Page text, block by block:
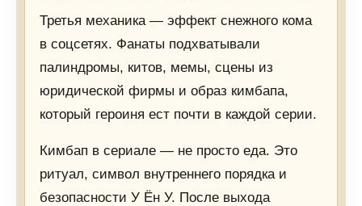
Третья механика — эффект снежного кома
в соцсетях. Фанаты подхватывали
палиндромы, китов, мемы, сцены из
юридической фирмы и образ кимбапа,
который героиня ест почти в каждой серии.
Кимбап в сериале — не просто еда. Это
ритуал, символ внутреннего порядка и
безопасности У Ён У. После выхода